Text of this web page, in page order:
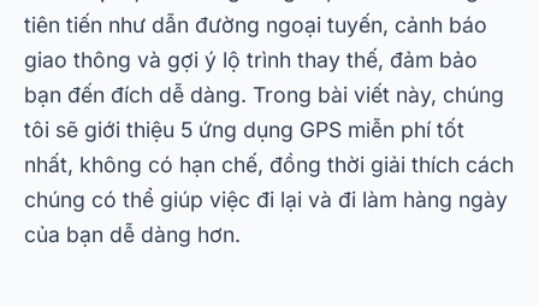
tiên tiến như dẫn đường ngoại tuyến, cảnh báo
giao thông và gợi ý lộ trình thay thế, đảm bảo
bạn đến đích dễ dàng. Trong bài viết này, chúng
tôi sẽ giới thiệu 5 ứng dụng GPS miễn phí tốt
nhất, không có hạn chế, đồng thời giải thích cách
chúng có thể giúp việc đi lại và đi làm hàng ngày
của bạn dễ dàng hơn.